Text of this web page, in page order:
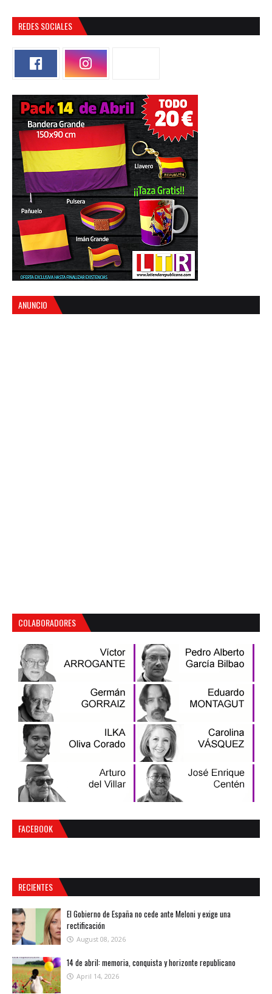
REDES SOCIALES
ANUNCIO
COLABORADORES
FACEBOOK
RECIENTES
El Gobierno de España no cede ante Meloni y exige una
rectificación
August 08, 2026
14 de abril: memoria, conquista y horizonte republicano
April 14, 2026